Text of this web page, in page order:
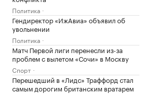
Политика
Гендиректор «ИжАвиа» объявил об
увольнении
Политика
Матч Первой лиги перенесли из-за
проблем с вылетом «Сочи» в Москву
Спорт
Перешедший в «Лидс» Траффорд стал
самым дорогим британским вратарем